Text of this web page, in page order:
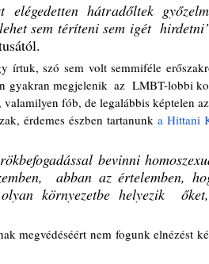
hátradőltek
sem téríteni sem igét
gyakran megjelenik  az  LMBT-lobbi
fób, de legalábbis képtelen
érdemes észben tartanunk a Hittani
bevinni
abban az értelemben,
környezetbe helyezik